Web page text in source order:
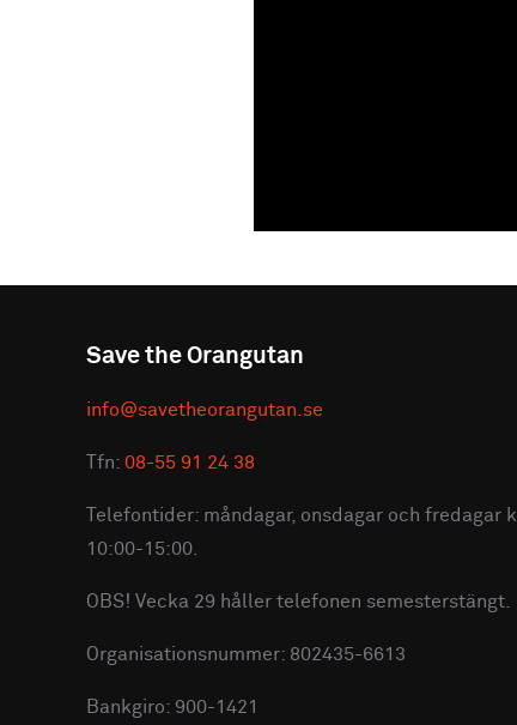
Save the Orangutan
info@savetheorangutan.se
Tfn: 08-55 91 24 38
Telefontider: måndagar, onsdagar och fredagar kl
10:00-15:00.
OBS! Vecka 29 håller telefonen semesterstängt.
Organisationsnummer: 802435-6613
Bankgiro: 900-1421